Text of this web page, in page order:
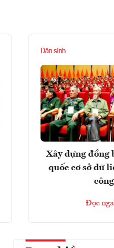
Dân sinh
Xây dựng đồng
quốc cơ sở dữ
công
Đọc